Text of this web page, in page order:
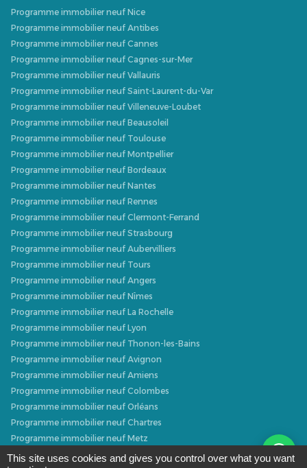
Programme immobilier neuf Nice
Programme immobilier neuf Antibes
Programme immobilier neuf Cannes
Programme immobilier neuf Cagnes-sur-Mer
Programme immobilier neuf Vallauris
Programme immobilier neuf Saint-Laurent-du-Var
Programme immobilier neuf Villeneuve-Loubet
Programme immobilier neuf Beausoleil
Programme immobilier neuf Toulouse
Programme immobilier neuf Montpellier
Programme immobilier neuf Bordeaux
Programme immobilier neuf Nantes
Programme immobilier neuf Rennes
Programme immobilier neuf Clermont-Ferrand
Programme immobilier neuf Strasbourg
Programme immobilier neuf Aubervilliers
Programme immobilier neuf Tours
Programme immobilier neuf Angers
Programme immobilier neuf Nîmes
Programme immobilier neuf La Rochelle
Programme immobilier neuf Lyon
Programme immobilier neuf Thonon-les-Bains
Programme immobilier neuf Avignon
Programme immobilier neuf Amiens
Programme immobilier neuf Colombes
Programme immobilier neuf Orléans
Programme immobilier neuf Chartres
Programme immobilier neuf Metz
Programme immobilier neuf Caen
This site uses cookies and gives you control over what you want